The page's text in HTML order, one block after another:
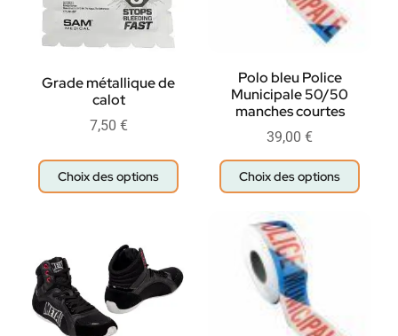
Grade métallique de
calot
7,50 €
Choix des options
Polo bleu Police
Municipale 50/50
manches courtes
39,00 €
Choix des options